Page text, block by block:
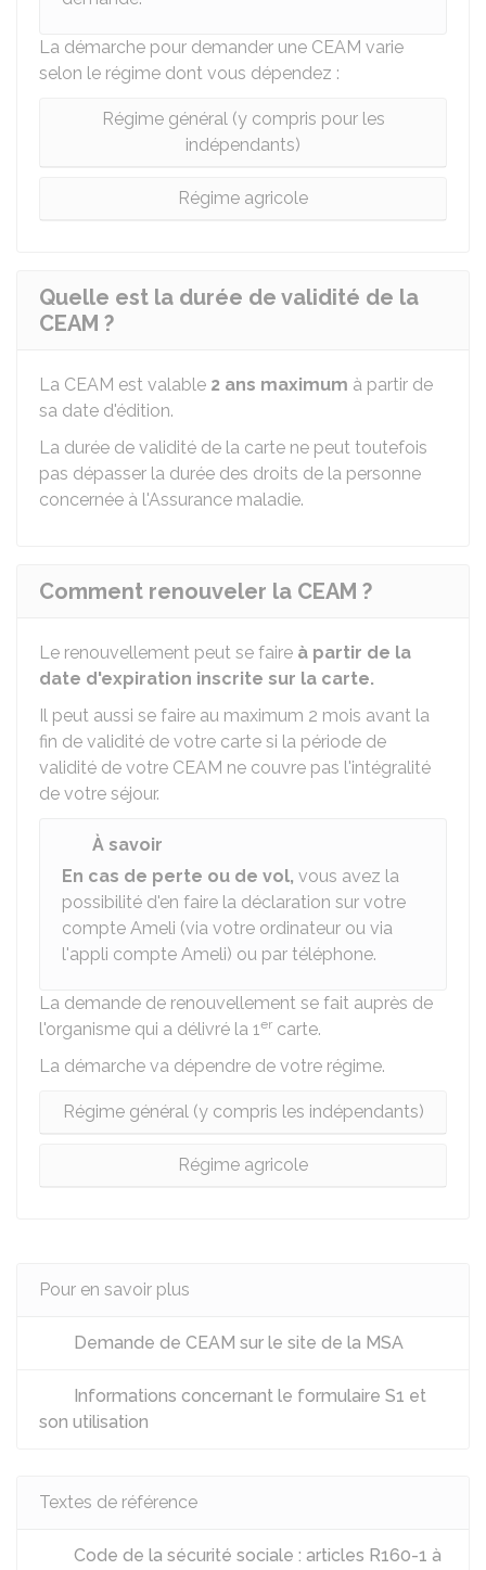
La démarche pour demander une CEAM varie
selon le régime dont vous dépendez :
Régime général (y compris pour les
indépendants)
Régime agricole
Quelle est la durée de validité de la
CEAM ?
La CEAM est valable 2 ans maximum à partir de
sa date d'édition.
La durée de validité de la carte ne peut toutefois
pas dépasser la durée des droits de la personne
concernée à l'Assurance maladie.
Comment renouveler la CEAM ?
Le renouvellement peut se faire à partir de la
date d'expiration inscrite sur la carte.
Il peut aussi se faire au maximum 2 mois avant la
fin de validité de votre carte si la période de
validité de votre CEAM ne couvre pas l'intégralité
de votre séjour.
À savoir
En cas de perte ou de vol, vous avez la
possibilité d'en faire la déclaration sur votre
compte Ameli (via votre ordinateur ou via
l'appli compte Ameli) ou par téléphone.
La demande de renouvellement se fait auprès de
l'organisme qui a délivré la 1er carte.
La démarche va dépendre de votre régime.
Régime général (y compris les indépendants)
Régime agricole
Pour en savoir plus
Demande de CEAM sur le site de la MSA
Informations concernant le formulaire S1 et
son utilisation
Textes de référence
Code de la sécurité sociale : articles R160-1 à